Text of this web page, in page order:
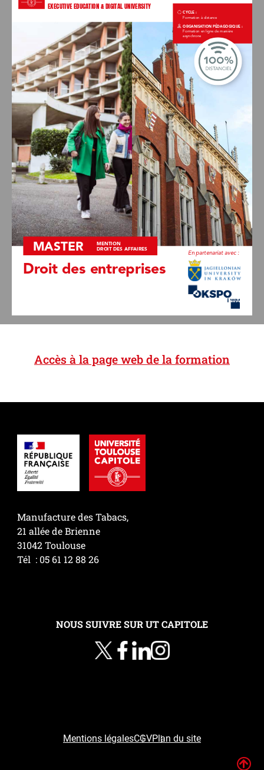
Droit des entreprises
En partenariat avec :
Formation à distance
CYCLE :
Formation en ligne de manière
asynchrone
ORGANISATION PÉDAGOGIQUE :
MASTER
MENTION
DROIT DES AFFAIRES
EXECUTIVE EDUCATION & DIGITAL UNIVERSITY
Accès à la page web de la formation
Manufacture des Tabacs,
21 allée de Brienne
31042 Toulouse
Tél : 05 61 12 88 26
NOUS SUIVRE SUR UT CAPITOLE
Mentions légalesCGVPlan du site